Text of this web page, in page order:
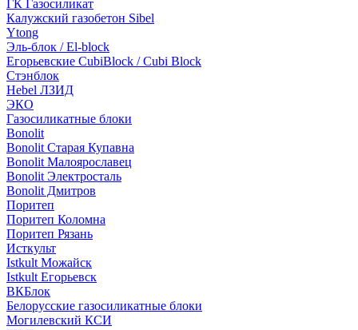
ГК Газосиликат
Калужский газобетон Sibel
Ytong
Эль-блок / El-block
Егорьевские CubiBlock / Cubi Block
Стэнблок
Hebel ЛЗИД
ЭКО
Газосиликатные блоки
Bonolit
Bonolit Старая Купавна
Bonolit Малоярославец
Bonolit Электросталь
Bonolit Дмитров
Поритеп
Поритеп Коломна
Поритеп Рязань
Исткульт
Istkult Можайск
Istkult Егорьевск
ВКБлок
Белорусские газосиликатные блоки
Могилевский КСИ